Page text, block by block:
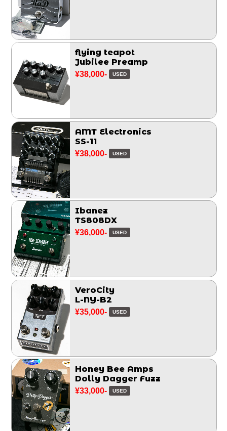
flying teapot
Jubilee Preamp
¥38,000- USED
AMT Electronics
SS-11
¥38,000- USED
Ibanez
TS808DX
¥36,000- USED
VeroCity
L-NY-B2
¥35,000- USED
Honey Bee Amps
Dolly Dagger Fuzz
¥33,000- USED